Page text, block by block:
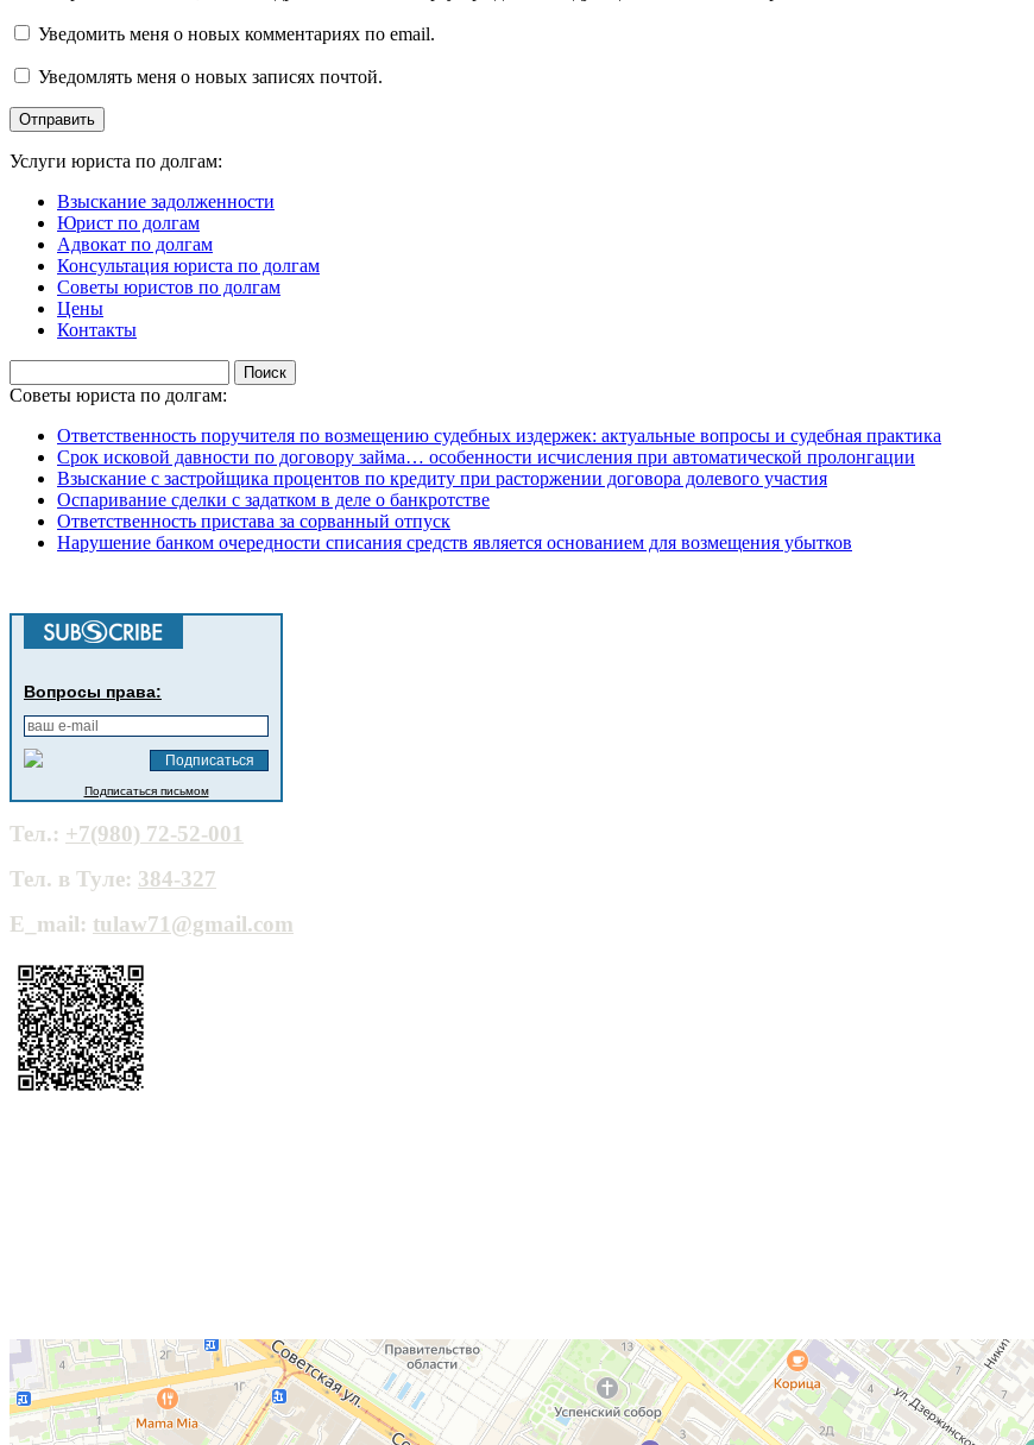
Уведомить меня о новых комментариях по email.
Уведомлять меня о новых записях почтой.
Услуги юриста по долгам:
Взыскание задолженности
Юрист по долгам
Адвокат по долгам
Консультация юриста по долгам
Советы юристов по долгам
Цены
Контакты
Советы юриста по долгам:
Ответственность поручителя по возмещению судебных издержек: актуальные вопросы и судебная практика
Срок исковой давности по договору займа… особенности исчисления при автоматической пролонгации
Взыскание с застройщика процентов по кредиту при расторжении договора долевого участия
Оспаривание сделки с задатком в деле о банкротстве
Ответственность пристава за сорванный отпуск
Нарушение банком очередности списания средств является основанием для возмещения убытков
Вопросы права:
Подписаться письмом
Тел.: +7(980) 72-52-001
Тел. в Туле: 384-327
E_mail: tulaw71@gmail.com